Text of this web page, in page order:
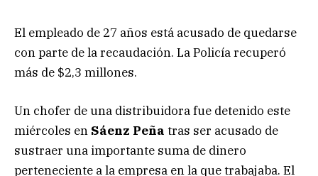
El empleado de 27 años está acusado de quedarse
con parte de la recaudación. La Policía recuperó
más de $2,3 millones.
Un chofer de una distribuidora fue detenido este
miércoles en Sáenz Peña tras ser acusado de
sustraer una importante suma de dinero
perteneciente a la empresa en la que trabajaba. El